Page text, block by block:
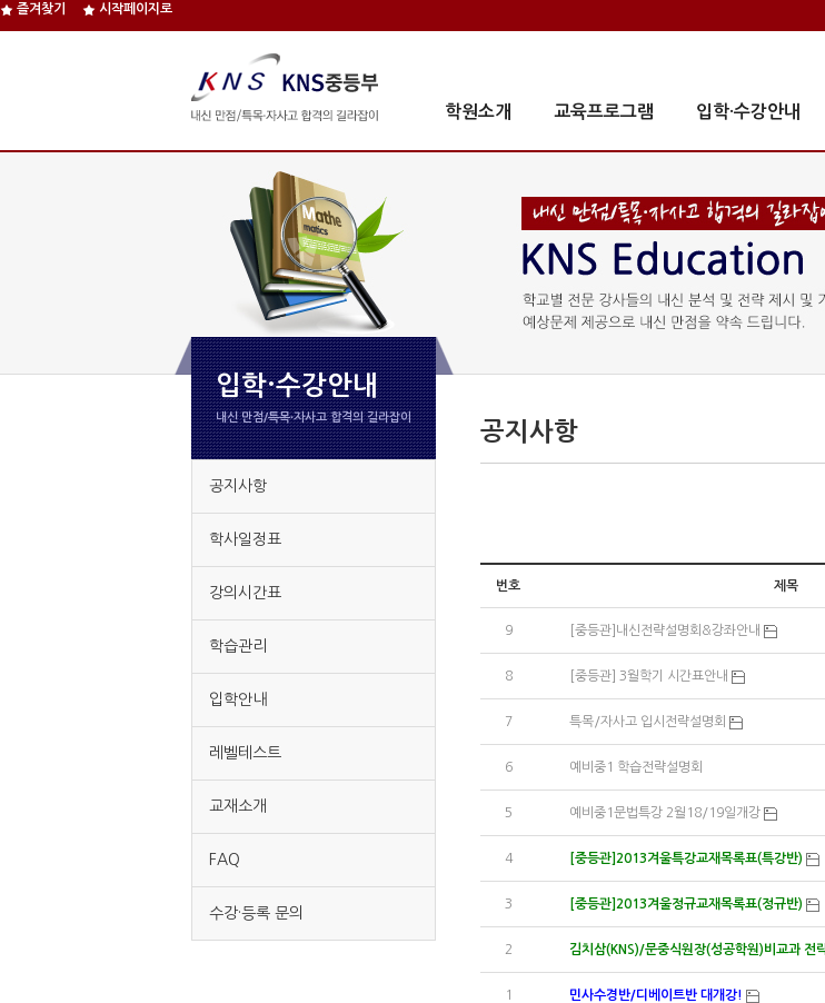
즐겨찾기 시작페이지로
학원소개 교육프로그램 입학·수강안내
입학·수강안내
내신 만점/특목∙자사고 합격의 길라잡이
공지사항
학사일정표
강의시간표
학습관리
입학안내
레벨테스트
교재소개
FAQ
수강·등록 문의
공지사항
번호 제목
9 [중등관]내신전략설명회&강좌안내
8 [중등관] 3월학기 시간표안내
7 특목/자사고 입시전략설명회
6 예비중1 학습전략설명회
5 예비중1문법특강 2월18/19일개강
4 [중등관]2013겨울특강교재목록표(특강반)
3 [중등관]2013겨울정규교재목록표(정규반)
2 김치삼(KNS)/문중식원장(성공학원)비교과 전
1 민사수경반/디베이트반 대개강!